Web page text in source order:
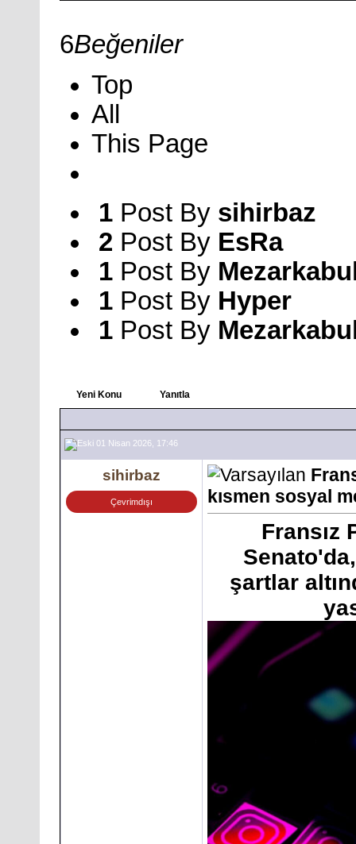
6Beğeniler
Top
All
This Page
1 Post By sihirbaz
2 Post By EsRa
1 Post By
1 Post By Hyper
1 Post By
Yeni Konu Yanıtla
01 Nisan 2026, 17:46
sihirbaz
Çevrimdışı
kısmen sosyal
Fransız
şartlar